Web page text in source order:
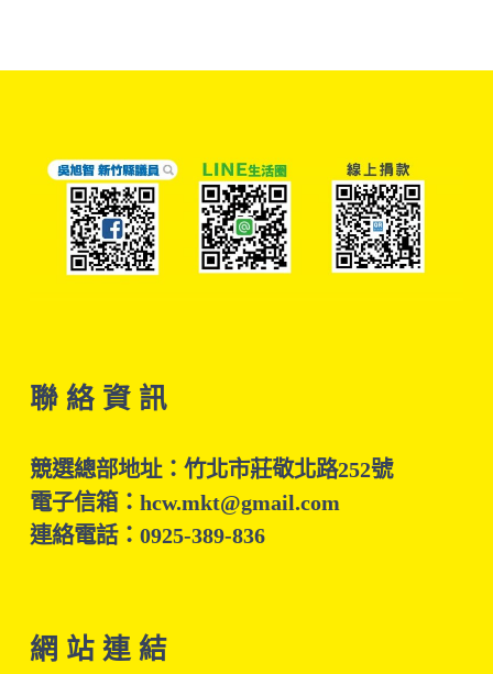
聯 絡 資 訊
競選總部地址：竹北市莊敬北路252號
電子信箱：hcw.mkt@gmail.com
連絡電話：0925-389-836
網 站 連 結